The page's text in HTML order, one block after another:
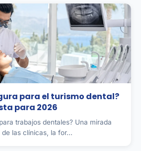
para el turismo dental?
para 2026
trabajos dentales? Una mirada
las clínicas, la for...